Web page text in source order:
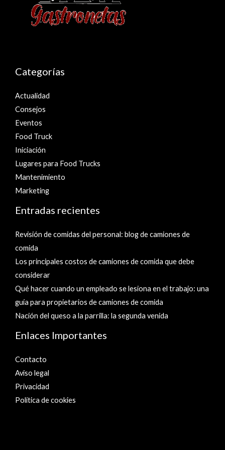
Categorías
Actualidad
Consejos
Eventos
Food Truck
Iniciación
Lugares para Food Trucks
Mantenimiento
Marketing
Entradas recientes
Revisión de comidas del personal: blog de camiones de
comida
Los principales costos de camiones de comida que debe
considerar
Qué hacer cuando un empleado se lesiona en el trabajo: una
guía para propietarios de camiones de comida
Nación del queso a la parrilla: la segunda venida
Enlaces Importantes
Contacto
Aviso legal
Privacidad
Política de cookies